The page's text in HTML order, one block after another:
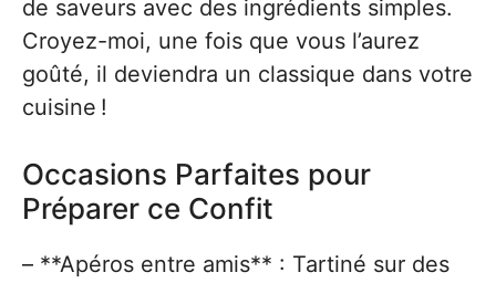
de saveurs avec des ingrédients simples.
Croyez-moi, une fois que vous l’aurez
goûté, il deviendra un classique dans votre
cuisine !
Occasions Parfaites pour
Préparer ce Confit
– **Apéros entre amis** : Tartiné sur des